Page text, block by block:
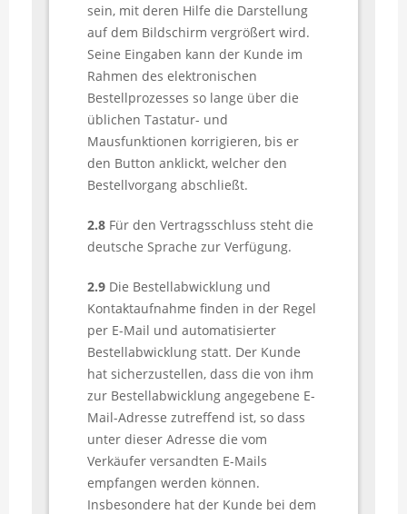
sein, mit deren Hilfe die Darstellung
auf dem Bildschirm vergrößert wird.
Seine Eingaben kann der Kunde im
Rahmen des elektronischen
Bestellprozesses so lange über die
üblichen Tastatur- und
Mausfunktionen korrigieren, bis er
den Button anklickt, welcher den
Bestellvorgang abschließt.
2.8Für den Vertragsschluss steht die
deutsche Sprache zur Verfügung.
2.9Die Bestellabwicklung und
Kontaktaufnahme finden in der Regel
per E-Mail und automatisierter
Bestellabwicklung statt. Der Kunde
hat sicherzustellen, dass die von ihm
zur Bestellabwicklung angegebene E-
Mail-Adresse zutreffend ist, so dass
unter dieser Adresse die vom
Verkäufer versandten E-Mails
empfangen werden können.
Insbesondere hat der Kunde bei dem